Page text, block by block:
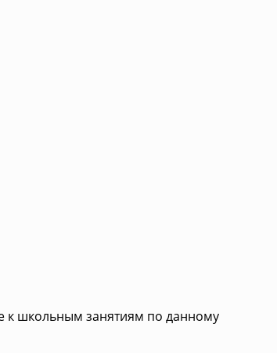
к школьным занятиям по данному